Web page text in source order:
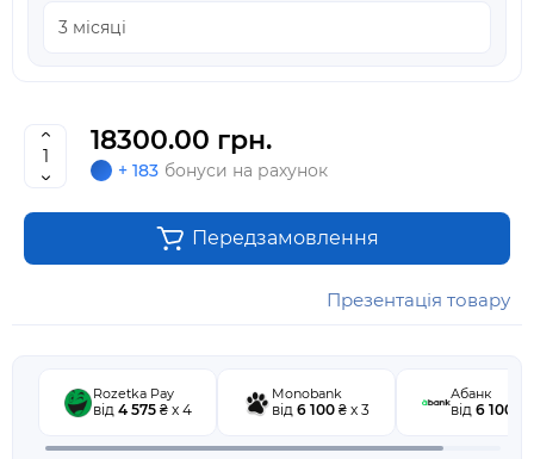
18300.00 грн.
+ 183 бонуси на рахунок
Передзамовлення
Презентація товару
Rozetka Pay
від 4 575₴ x 4
Monobank
від 6 100 ₴ x 3
Абанк
від 6 100